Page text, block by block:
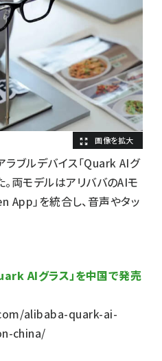
ブルデバイス「Quark AIグ
。両モデルはアリババのAIモ
App」を統合し、音声やタッ
AIグラス」を中国で発売
alibaba-quark-ai-
china/